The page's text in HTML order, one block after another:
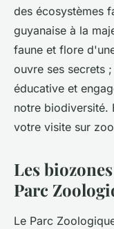
des écosystèmes
guyanaise à la
faune et flore
ouvre ses secrets
éducative et
notre biodiversité.
votre visite sur
Les
Parc
Le Parc